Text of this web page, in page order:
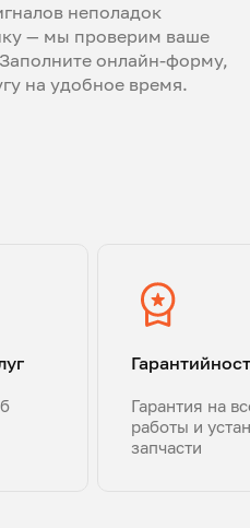
неполадок
— мы проверим ваше
онлайн-форму,
на удобное время.
Гарантия на
работы и
запчасти